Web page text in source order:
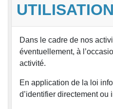
Dans le cadre de nos
éventuellement, à
activité.
En application de la loi
d’identifier directement